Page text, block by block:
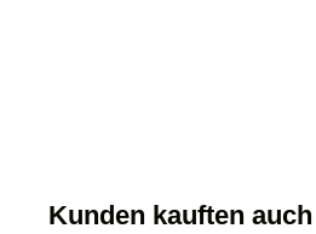
Kunden kauften auch